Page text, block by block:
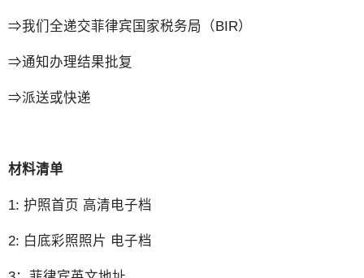
⇒我们全递交菲律宾国家税务局（BIR）
⇒通知办理结果批复
⇒派送或快递
材料清单
1: 护照首页 高清电子档
2: 白底彩照照片 电子档